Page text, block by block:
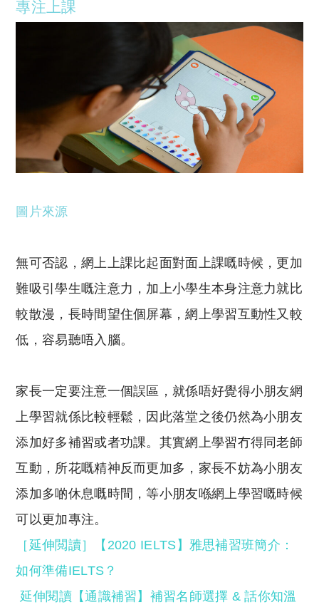
專注上課
圖片來源
無可否認，網上上課比起面對面上課嘅時候，更加
難吸引學生嘅注意力，加上小學生本身注意力就比
較散漫，長時間望住個屏幕，網上學習互動性又較
低，容易聽唔入腦。
家長一定要注意一個誤區，就係唔好覺得小朋友網
上學習就係比較輕鬆，因此落堂之後仍然為小朋友
添加好多補習或者功課。其實網上學習冇得同老師
互動，所花嘅精神反而更加多，家長不妨為小朋友
添加多啲休息嘅時間，等小朋友喺網上學習嘅時候
可以更加專注。
［延伸閲讀］【2020 IELTS】雅思補習班簡介：
如何準備IELTS？
延伸閱讀【通識補習】補習名師選擇 & 話你知溫